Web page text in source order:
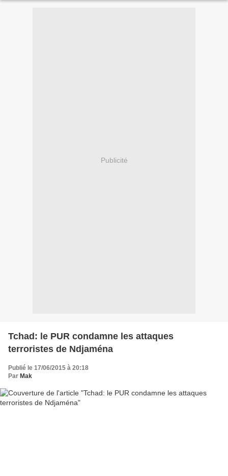
Publicité
Tchad: le PUR condamne les attaques
terroristes de Ndjaména
Publié le 17/06/2015 à 20:18
Par Mak